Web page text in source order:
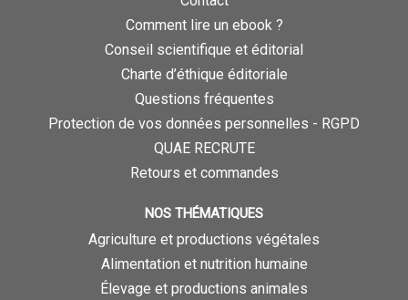
Comment lire un ebook ?
Conseil scientifique et éditorial
Charte d’éthique éditoriale
Questions fréquentes
Protection de vos données personnelles - RGPD
QUAE RECRUTE
Retours et commandes
NOS THÉMATIQUES
Agriculture et productions végétales
Alimentation et nutrition humaine
Élevage et productions animales